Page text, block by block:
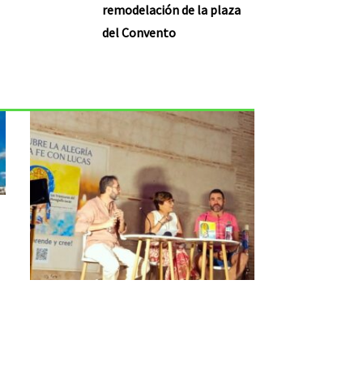
remodelación de la plaza
del Convento